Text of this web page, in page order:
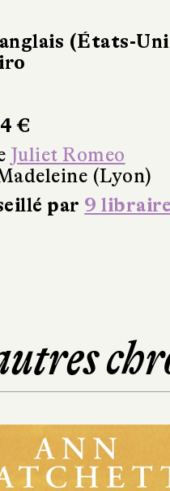
(États-
€
Juliet Romeo
(Lyon)
par 9